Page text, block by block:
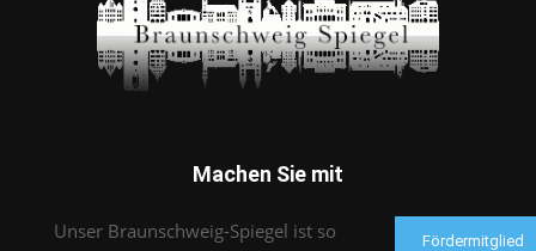
Machen Sie mit
Unser Braunschweig-Spiegel ist so
Fördermitglied